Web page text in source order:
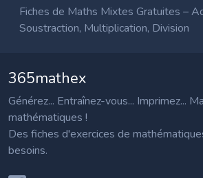
Fiches de Maths Mixtes Gratuites –
Soustraction, Multiplication, Division
365mathex
Générez... Entraînez-vous... Imprimez...
mathématiques !
Des fiches d'exercices de
besoins.